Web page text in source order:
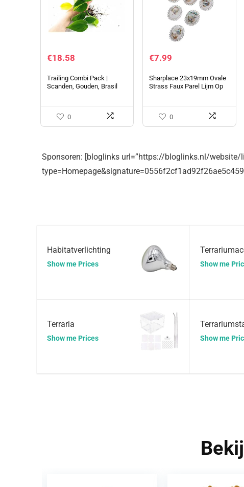
€18.58
Trailing Combi Pack |
Scanden, Gouden, Brasil
0
€7.99
Sharplace 23x19mm Ovale
Strass Faux Parel Lijm Op
Knopen (Pak van 10) Voor…
0
Sponsoren: [bloglinks url=”https://bloglinks.nl/
Habitatverlichting
Show me Prices
Terraria
Show me Prices
Show me
Show me